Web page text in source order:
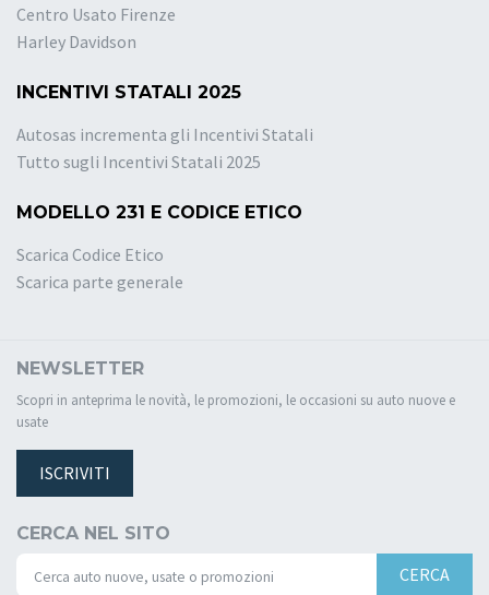
Centro Usato Firenze
Harley Davidson
INCENTIVI STATALI 2025
Autosas incrementa gli Incentivi Statali
Tutto sugli Incentivi Statali 2025
MODELLO 231 E CODICE ETICO
Scarica Codice Etico
Scarica parte generale
NEWSLETTER
Scopri in anteprima le novità, le promozioni, le occasioni su auto nuove e
usate
ISCRIVITI
CERCA NEL SITO
CERCA